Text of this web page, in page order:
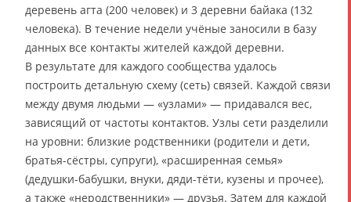
деревень агта (200 человек) и 3 деревни байака (132
человека). В течение недели учёные заносили в базу
данных все контакты жителей каждой деревни.
В результате для каждого сообщества удалось
построить детальную схему (сеть) связей. Каждой связи
между двумя людьми — «узлами» — придавался вес,
зависящий от частоты контактов. Узлы сети разделили
на уровни: близкие родственники (родители и дети,
братья-сёстры, супруги), «расширенная семья»
(дедушки-бабушки, внуки, дяди-тёти, кузены и прочее),
а также «неродственники» — друзья. Затем для каждой